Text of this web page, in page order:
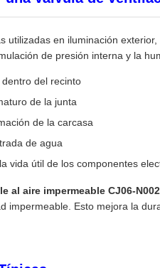
utilizadas en iluminación
de presión interna y la
del recinto
de la junta
de la carcasa
de agua
vida útil de los componentes
al aire impermeable CJ06-N002
impermeable. Esto mejora la